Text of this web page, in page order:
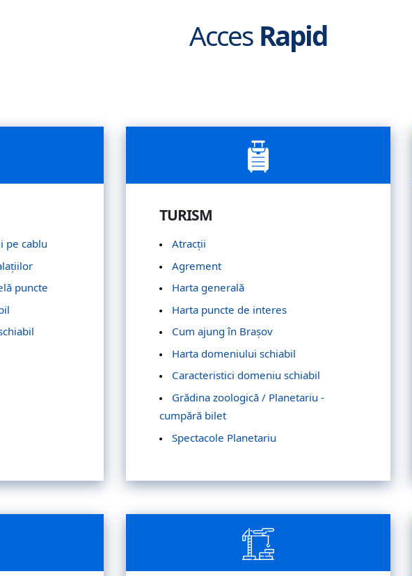
Acces Rapid
pe cablu
puncte
TURISM
Atracții
Agrement
Harta generală
Harta puncte de interes
Cum ajung în Brașov
Harta domeniului schiabil
Caracteristici domeniu schiabil
Grădina zoologică / Planetariu -
cumpără bilet
Spectacole Planetariu